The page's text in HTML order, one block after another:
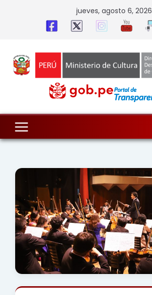
jueves, agosto 6, 2026